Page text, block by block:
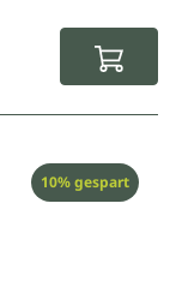
Rabatt
10% gespart